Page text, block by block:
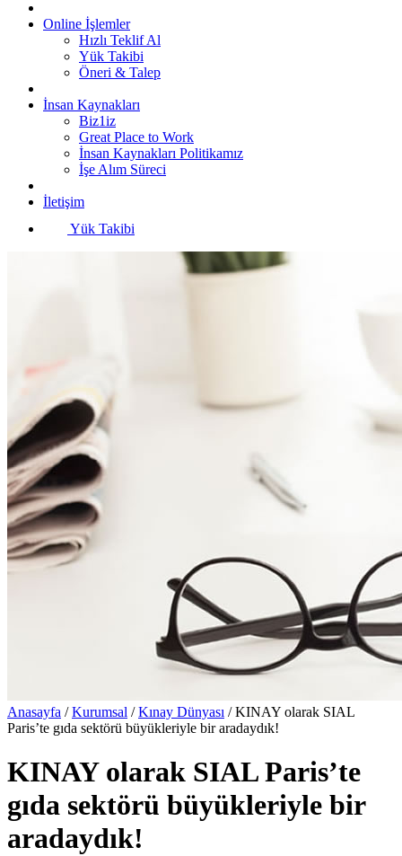
Online İşlemler
Hızlı Teklif Al
Yük Takibi
Öneri & Talep
İnsan Kaynakları
Biz1iz
Great Place to Work
İnsan Kaynakları Politikamız
İşe Alım Süreci
İletişim
Yük Takibi
Anasayfa / Kurumsal / Kınay Dünyası /KINAY olarak SIAL
Paris’te gıda sektörü büyükleriyle bir aradaydık!
KINAY olarak SIAL Paris’te
gıda sektörü büyükleriyle bir
aradaydık!